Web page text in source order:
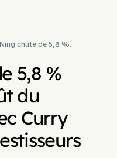
chute de 5,8 %
les investisseurs
5,8 %
du
Curry